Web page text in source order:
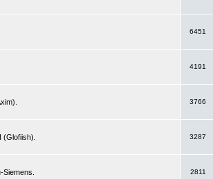
6451
4191
3766
3287
2811